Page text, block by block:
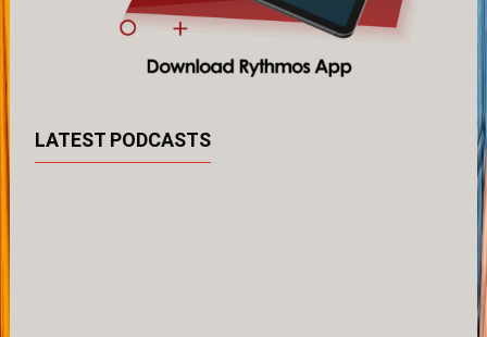
LATEST PODCASTS